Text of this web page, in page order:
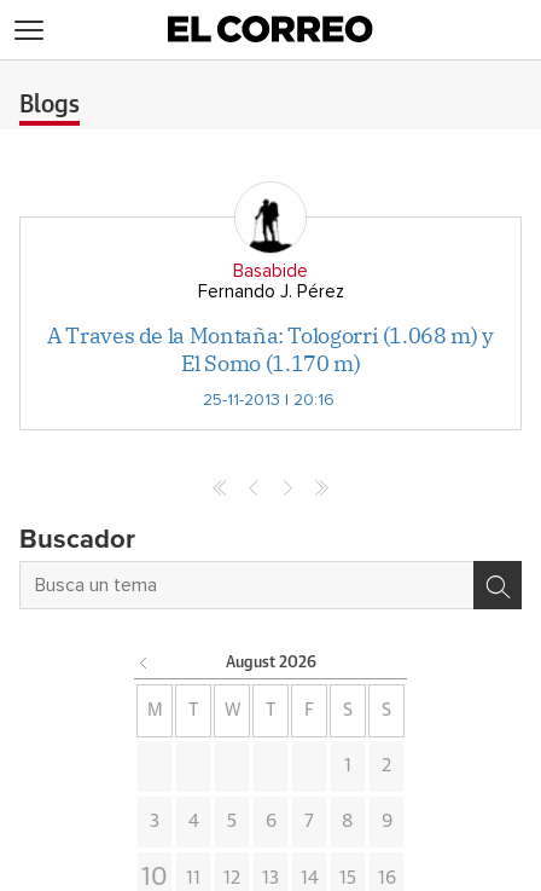
Blogs
Basabide
Fernando J. Pérez
A Traves de la Montaña: Tologorri (1.068 m) y
El Somo (1.170 m)
25-11-2013 | 20:16
Buscador
August 2026
M W F S S
1 2
3 4 5 6 7 8 9
10 11 12 13 14 15 16